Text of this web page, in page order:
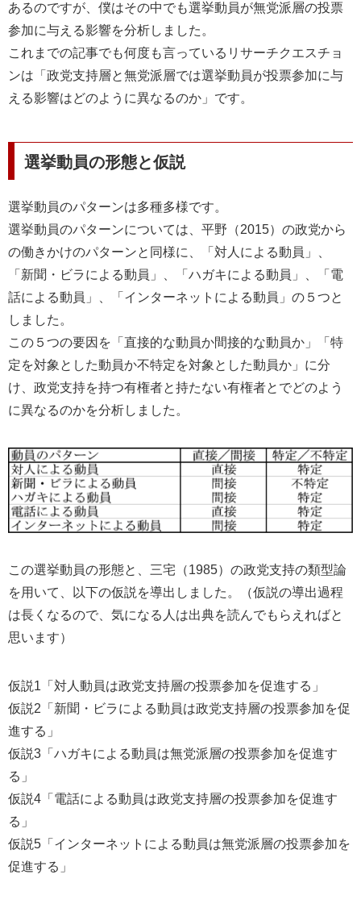
あるのですが、僕はその中でも選挙動員が無党派層の投票
参加に与える影響を分析しました。
これまでの記事でも何度も言っているリサーチクエスチョ
ンは「政党支持層と無党派層では選挙動員が投票参加に与
える影響はどのように異なるのか」です。
選挙動員の形態と仮説
選挙動員のパターンは多種多様です。
選挙動員のパターンについては、平野（2015）の政党から
の働きかけのパターンと同様に、「対人による動員」、
「新聞・ビラによる動員」、「ハガキによる動員」、「電
話による動員」、「インターネットによる動員」の５つと
しました。
この５つの要因を「直接的な動員か間接的な動員か」「特
定を対象とした動員か不特定を対象とした動員か」に分
け、政党支持を持つ有権者と持たない有権者とでどのよう
に異なるのかを分析しました。
この選挙動員の形態と、三宅（1985）の政党支持の類型論
を用いて、以下の仮説を導出しました。（仮説の導出過程
は長くなるので、気になる人は出典を読んでもらえればと
思います）
仮説1「対人動員は政党支持層の投票参加を促進する」
仮説2「新聞・ビラによる動員は政党支持層の投票参加を促
進する」
仮説3「ハガキによる動員は無党派層の投票参加を促進す
る」
仮説4「電話による動員は政党支持層の投票参加を促進す
る」
仮説5「インターネットによる動員は無党派層の投票参加を
促進する」